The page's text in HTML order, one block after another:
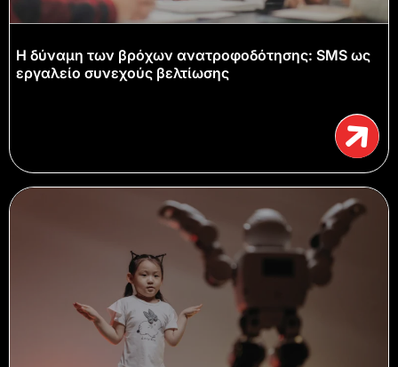
Η δύναμη των βρόχων ανατροφοδότησης: SMS ως
εργαλείο συνεχούς βελτίωσης